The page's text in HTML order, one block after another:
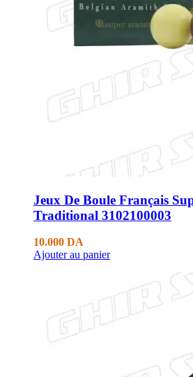
Jeux De Boule Français
Traditional 3102100003
10.000 DA
Ajouter au panier